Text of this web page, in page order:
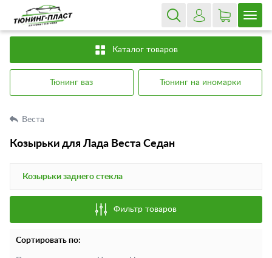
Каталог товаров
Тюнинг ваз Тюнинг на иномарки
Веста
Козырьки для Лада Веста Седан
Козырьки заднего стекла
Фильтр товаров
Сортировать по: